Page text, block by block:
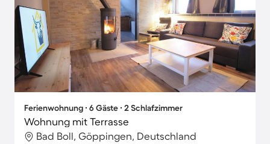
Ferienwohnung ∙ 6 Gäste ∙ 2 Schlafzimmer
Wohnung mit Terrasse
Bad Boll, Göppingen, Deutschland